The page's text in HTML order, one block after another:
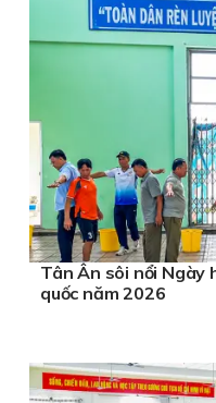
Tân Ân sôi nổi Ngày
quốc năm 2026